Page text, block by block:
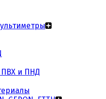
и ПНД